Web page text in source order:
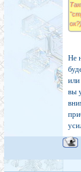
ок?)
Не
вы